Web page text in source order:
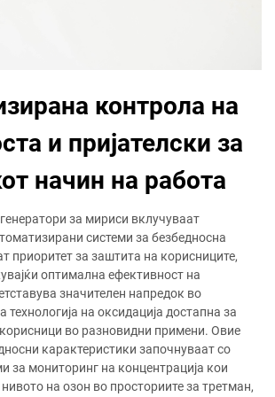
контрола на
и пријателски за
начин на работа
за мириси вклучуваат
системи за безбедносна
приоритет за заштита на корисниците,
оптимална ефективност на
значителен напредок во
на оксидација достапна за
во разновидни примени. Овие
карактеристики започнуваат со
за мониторинг на концентрација кои
нивото на озон во просториите за третман,